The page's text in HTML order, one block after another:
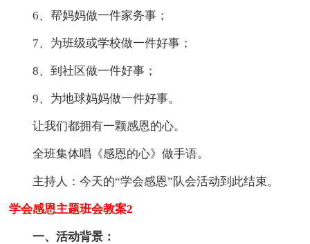
6、帮妈妈做一件家务事；
7、为班级或学校做一件好事；
8、到社区做一件好事；
9、为地球妈妈做一件好事。
让我们都拥有一颗感恩的心。
全班集体唱《感恩的心》做手语。
主持人：今天的“学会感恩”队会活动到此结束。
学会感恩主题班会教案2
一、活动背景：